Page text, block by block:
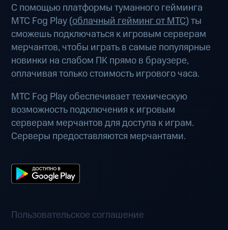
С помощью платформы туманного гейминга
МТС Fog Play (облачный гейминг от МТС) ты
сможешь подключаться к игровым серверам
мерчантов, чтобы играть в самые популярные
новинки на слабом ПК прямо в браузере,
оплачивая только стоимость игрового часа.
МТС Fog Play обеспечивает техническую
возможность подключения к игровым
серверам мерчантов для доступа к играм.
Серверы предоставляются мерчантами.
Пользовательское соглашение